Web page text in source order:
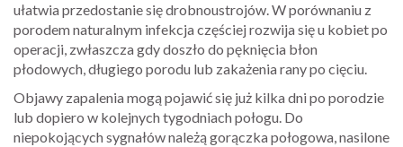
ułatwia przedostanie się drobnoustrojów. W porównaniu z
porodem naturalnym infekcja częściej rozwija się u kobiet po
operacji, zwłaszcza gdy doszło do pęknięcia błon
płodowych, długiego porodu lub zakażenia rany po cięciu.
Objawy zapalenia mogą pojawić się już kilka dni po porodzie
lub dopiero w kolejnych tygodniach połogu. Do
niepokojących sygnałów należą gorączka połogowa, nasilone